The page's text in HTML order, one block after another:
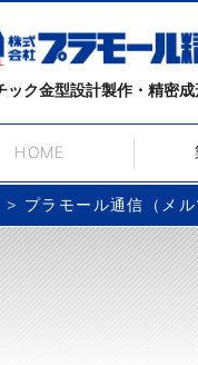
ック金型設計製作・精密
HOME
プラモール通信（メル